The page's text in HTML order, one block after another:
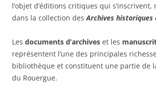
l’objet d’éditions critiques qui
dans la collection des Archives historiques
Les documents d’archives et les
représentent l’une des principales
bibliothèque et constituent une partie de
du Rouergue.